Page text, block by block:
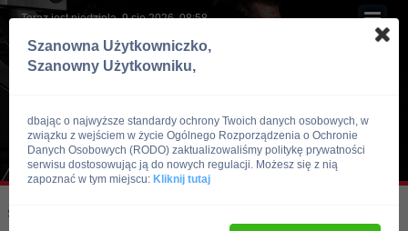
Teraz jest niedziela, 9 sie 2026, 08:58
Skocz do:
Szanowna Użytkowniczko,
Szanowny Użytkowniku,
dbając o najwyższe standardy ochrony Twoich danych osobowych, w
związku z wejściem w życie Ogólnego Rozporządzenia o Ochronie
Danych Osobowych (RODO) zaktualizowaliśmy politykę prywatności
serwisu dostosowując ją do nowych regulacji. Możesz się z nią
zapoznać w tym miejscu: Kliknij tutaj